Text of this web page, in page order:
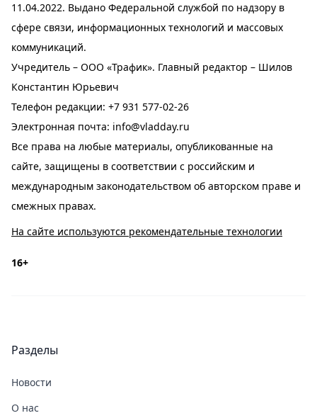
11.04.2022. Выдано Федеральной службой по надзору в
сфере связи, информационных технологий и массовых
коммуникаций.
Учредитель – ООО «Трафик». Главный редактор – Шилов
Константин Юрьевич
Телефон редакции: +7 931 577-02-26
Электронная почта: info@vladday.ru
Все права на любые материалы, опубликованные на
сайте, защищены в соответствии с российским и
международным законодательством об авторском праве и
смежных правах.
На сайте используются рекомендательные технологии
16+
Разделы
Новости
О нас